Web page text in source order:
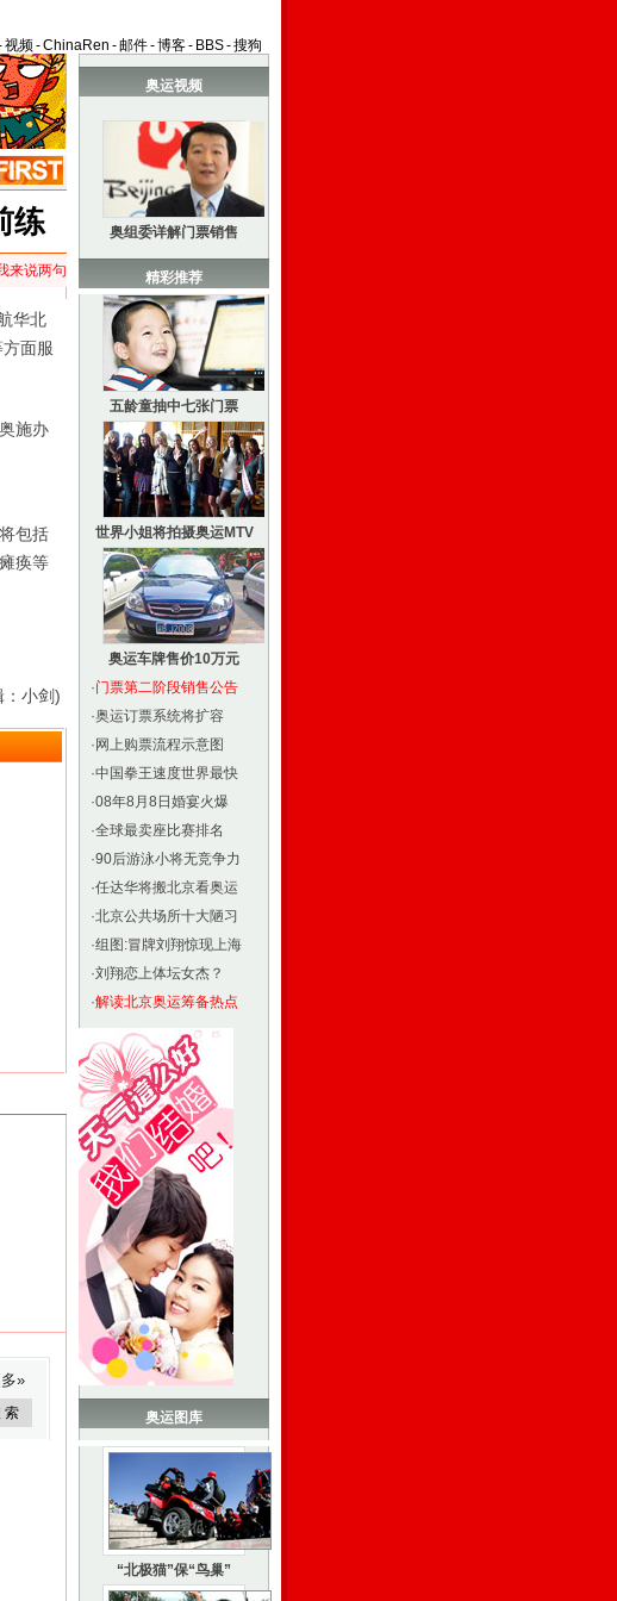
视频-ChinaRen -邮件-博客- BBS-搜狗
练
来说两句
华北
面服
施办
包括
痪等
：小剑)
»
奥运视频
奥组委详解门票销售
精彩推荐
五龄童抽中七张门票
世界小姐将拍摄奥运MTV
奥运车牌售价10万元
·门票第二阶段销售公告
·奥运订票系统将扩容
· 网上购票流程示意图
·中国拳王速度世界最快
·08年8月8日婚宴火爆
·全球最卖座比赛排名
·90后游泳小将无竞争力
·任达华将搬北京看奥运
·北京公共场所十大陋习
·组图:冒牌刘翔惊现上海
·刘翔恋上体坛女杰？
·解读北京奥运筹备热点
奥运图库
“北极猫”保“鸟巢”